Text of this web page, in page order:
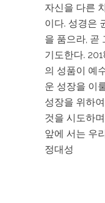
자신을 다른
이다. 성경은
을 품으라, 곧
기도한다.
의 성품이 예
운 성장을 이
성장을 위하
것을 시도하
앞에 서는 우
정대성